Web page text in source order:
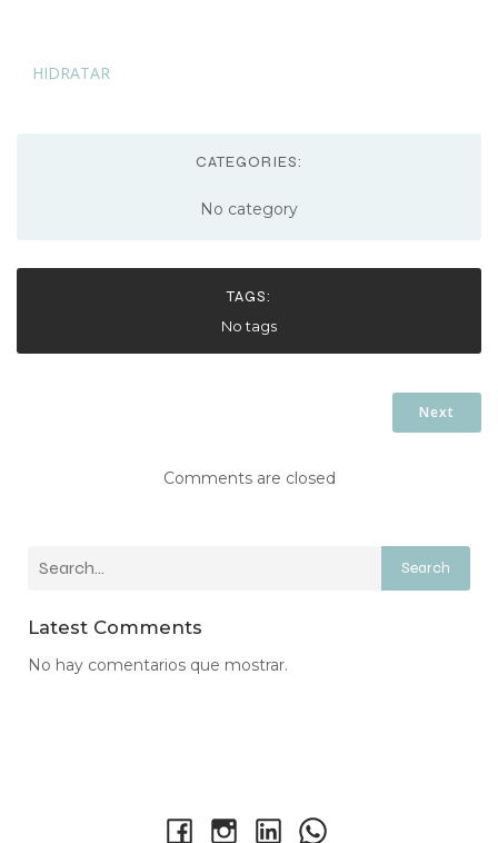
HIDRATAR
CATEGORIES:
No category
TAGS:
No tags
Next
Comments are closed
Search
Latest Comments
No hay comentarios que mostrar.